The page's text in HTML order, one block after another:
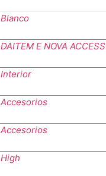
Blanco
DAITEM E NOVA ACCESS
Interior
Accesorios
Accesorios
High